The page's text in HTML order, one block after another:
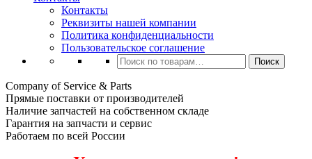
Контакты
Реквизиты нашей компании
Политика конфиденциальности
Пользовательское соглашение
Искать:
Поиск
Company of Service & Parts
Прямые поставки от производителей
Наличие запчастей на собственном складе
Гарантия на запчасти и сервис
Работаем по всей России